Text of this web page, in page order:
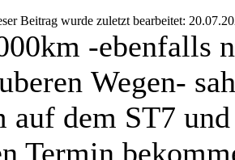
Beitrag wurde zuletzt bearbeitet:
-ebenfalls
Wegen-
auf dem ST7
Termin